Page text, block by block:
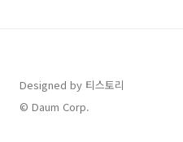
Designed by 티스토리
© Daum Corp.